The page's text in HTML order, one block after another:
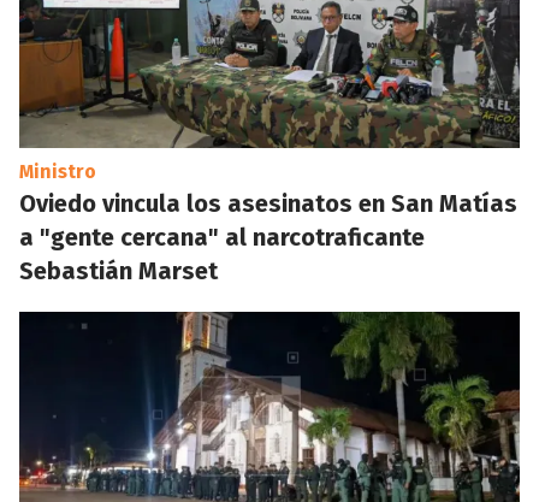
Ministro
Oviedo vincula los asesinatos en San Matías
a "gente cercana" al narcotraficante
Sebastián Marset